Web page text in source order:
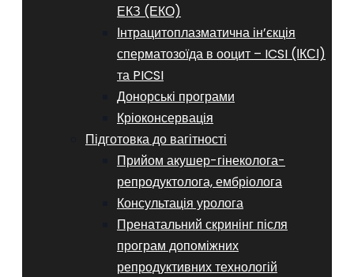
ЕКЗ (ЕКО)
Інтрацитоплазматична ін’єкція
сперматозоїда в ооцит – ICSI (ІКСІ)
та PICSI
Донорські програми
Кріоконсервація
Підготовка до вагітності
Прийом акушер-гінеколога-
репродуктолога, ембріолога
Консультація уролога
Пренатальний скринінг після
програм допоміжних
репродуктивних технологій